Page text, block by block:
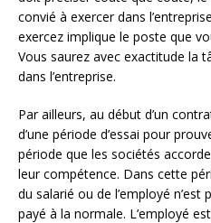
convié à exercer dans
exercez implique le poste que
Vous saurez avec exactitude la
dans l’entreprise.
Par ailleurs, au début d’un
d’une période d’essai pour
période que les sociétés
leur compétence. Dans cette
du salarié ou de l’employé n’est
payé à la normale. L’employé